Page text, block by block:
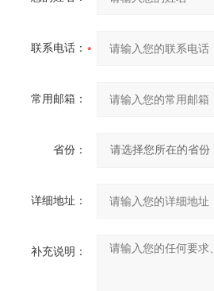
联系电话：
常用邮箱：
省份：
详细地址：
补充说明：